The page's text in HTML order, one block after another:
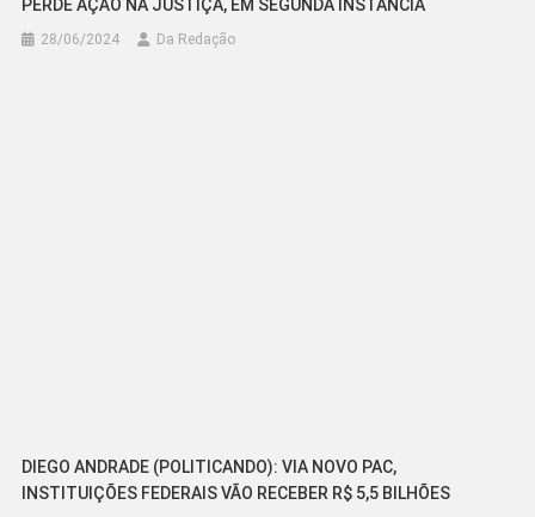
PERDE AÇÃO NA JUSTIÇA, EM SEGUNDA INSTÂNCIA
28/06/2024 Da Redação
DIEGO ANDRADE (POLITICANDO): VIA NOVO PAC,
INSTITUIÇÕES FEDERAIS VÃO RECEBER R$ 5,5 BILHÕES